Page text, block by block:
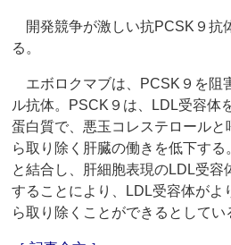
開発競争が激しい抗PCSK９抗
る。
エボロクマブは、PCSK９を阻
ル抗体。PSCK９は、LDL受容体
蛋白質で、悪玉コレステロール
ら取り除く肝臓の働きを低下す
と結合し、肝細胞表現のLDL受容
することにより、LDL受容体がよ
ら取り除くことができるとしてい